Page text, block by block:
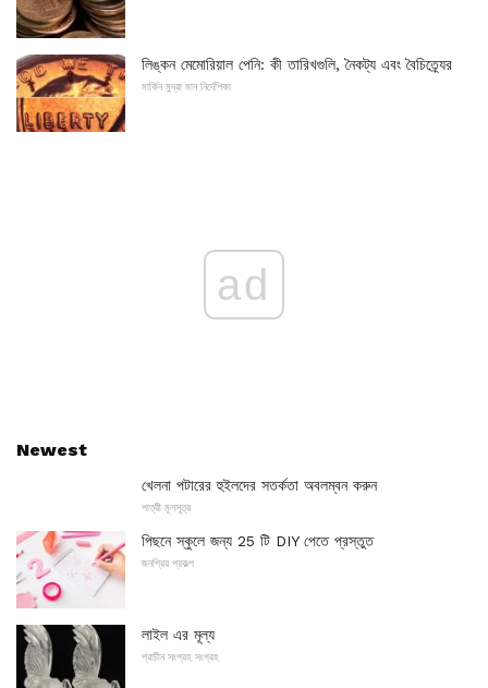
লিঙ্কন মেমোরিয়াল পেনি: কী তারিখগুলি, নৈকট্য এবং বৈচিত্র্যের
মার্কিন মুদ্রা মান নির্দেশিকা
ad
Newest
খেলনা পটারের হুইলদের সতর্কতা অবলম্বন করুন
পাত্রী মূলসূত্র
পিছনে স্কুলে জন্য 25 টি DIY পেতে প্রস্তুত
জনপ্রিয় প্রকল্প
লাইল এর মূল্য
প্রাচীন সংগ্রহ সংগ্রহ